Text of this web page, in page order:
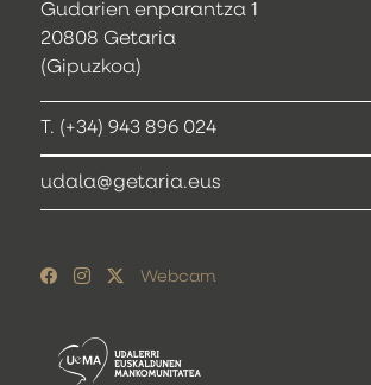
Gudarien enparantza 1
20808 Getaria
(Gipuzkoa)
T. (+34) 943 896 024
udala@getaria.eus
Webcam